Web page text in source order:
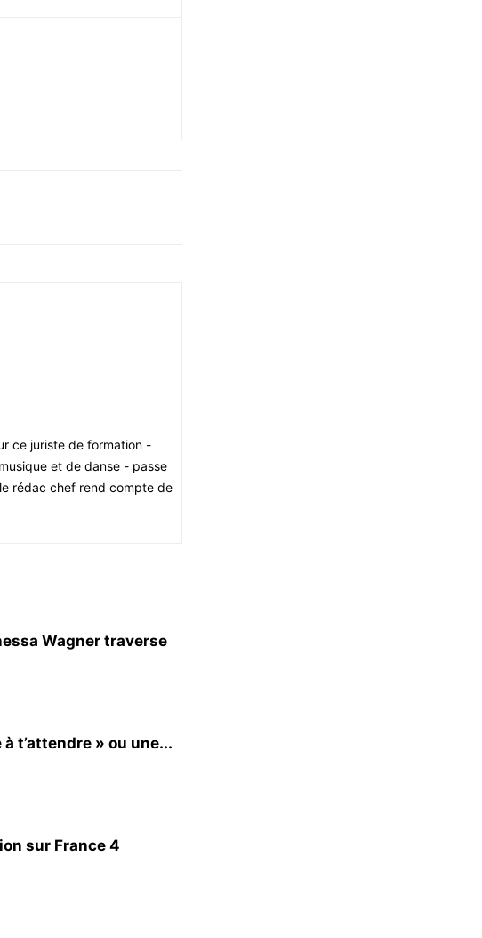
ce juriste de formation -
et de danse - passe
rédac chef rend compte de
Wagner traverse
t’attendre » ou une...
sur France 4